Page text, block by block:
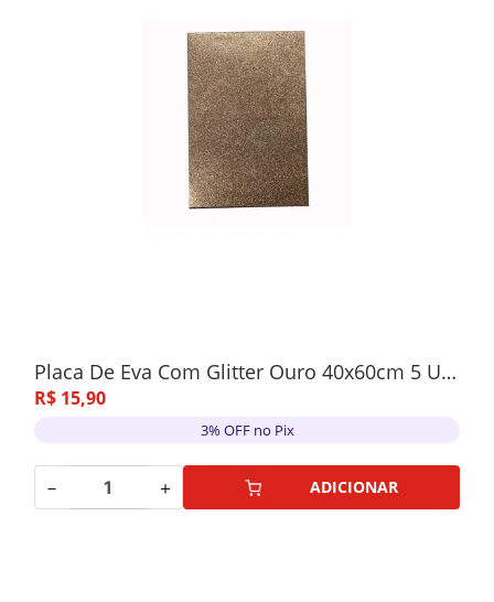
Placa De Eva Com Glitter Ouro 40x60cm 5 Unidades
R$ 15,90
3% OFF no Pix
－ ＋ ADICIONAR